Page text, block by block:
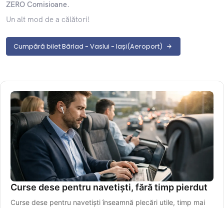
ZERO Comisioane.
Un alt mod de a călători!
Cumpără bilet Bârlad - Vaslui - Iași(Aeroport)
Curse dese pentru navetiști, fără timp pierdut
Curse dese pentru navetiști înseamnă plecări utile, timp mai